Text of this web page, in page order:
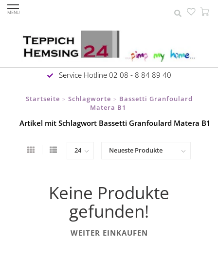
MENU
Service Hotline 02 08 - 8 84 89 40
Startseite > Schlagworte > Bassetti Granfoulard
Matera B1
Artikel mit Schlagwort Bassetti Granfoulard Matera B1
Keine Produkte
gefunden!
WEITER EINKAUFEN